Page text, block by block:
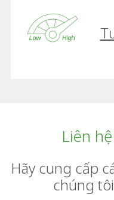
Liên
Hãy cung cấp
chúng